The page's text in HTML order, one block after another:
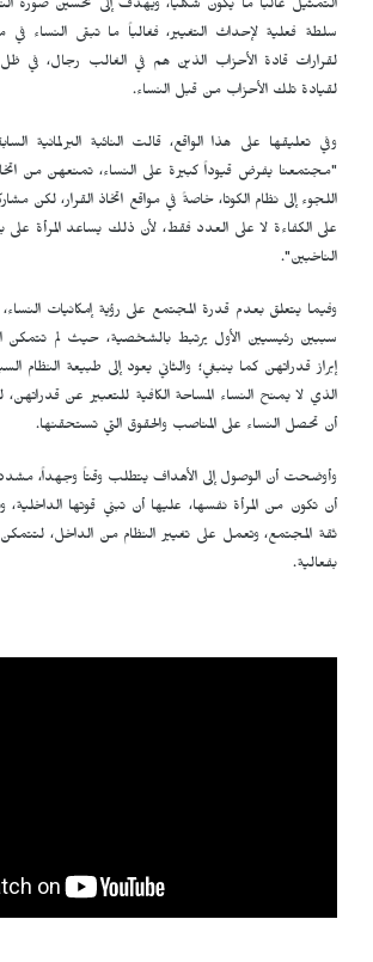
التمثيل غالباً ما يكون شكلياً، ويهدف إلى تحسين صورة
سلطة فعلية لإحداث التغيير، فغالباً ما تبقى النساء في
لقرارات قادة الأحزاب الذين هم في الغالب رجال،
لقيادة تلك الأحزاب من قبل النساء.
وفي تعليقها على هذا الواقع، قالت النائبة البرلمانية
"مجتمعنا يفرض قيوداً كبيرة على النساء، تمنعهن من اتخاذ
اللجوء إلى نظام الكوتا، خاصةً في مواقع اتخاذ القرار، لكن
على الكفاءة لا على العدد فقط، لأن ذلك يساعد المرأة على
الناخبين".
وفيما يتعلق بعدم قدرة المجتمع على رؤية إمكانيات
سببين رئيسيين الأول يرتبط بالشخصية، حيث لم تتمكن
إبراز قدراتهن كما ينبغي؛ والثاني يعود إلى طبيعة النظام
الذي لا يمنح النساء المساحة الكافية للتعبير عن
أن تحصل النساء على المناصب والحقوق التي تستحقنها.
وأوضحت أن الوصول إلى الأهداف يتطلب وقتاً وجهداً،
أن تكون من المرأة نفسها، عليها أن تبني قوتها
ثقة المجتمع، وتعمل على تغيير النظام من الداخل،
بفعالية.